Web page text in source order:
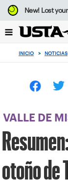
Enfoque
desde
botón
volver
principio
New!Lost
INICIO > NOTICIAS
VALLE DE
otoño de